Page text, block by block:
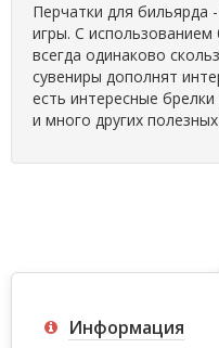
Перчатки для бильярда
игры. С использованием
всегда одинаково
сувениры дополнят
есть интересные
и много других
Информация